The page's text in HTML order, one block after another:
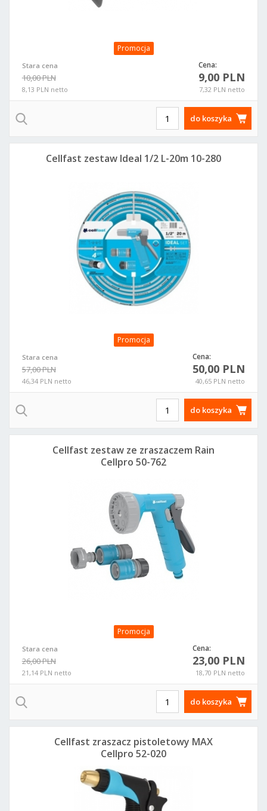
Promocja
Stara cena
10,00 PLN
8,13 PLN netto
Cena:
9,00 PLN
7,32 PLN netto
do koszyka
Promocja
Stara cena
57,00 PLN
46,34 PLN netto
Cena:
50,00 PLN
40,65 PLN netto
Cellfast zestaw Ideal 1/2 L-20m 10-280
do koszyka
Promocja
Stara cena
26,00 PLN
21,14 PLN netto
Cena:
23,00 PLN
18,70 PLN netto
Cellfast zestaw ze zraszaczem Rain
Cellpro 50-762
do koszyka
Cellfast zraszacz pistoletowy MAX
Cellpro 52-020